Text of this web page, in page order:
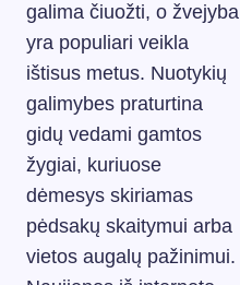
galima čiuožti, o žvejyba
yra populiari veikla
ištisus metus. Nuotykių
galimybes praturtina
gidų vedami gamtos
žygiai, kuriuose
dėmesys skiriamas
pėdsakų skaitymui arba
vietos augalų pažinimui.